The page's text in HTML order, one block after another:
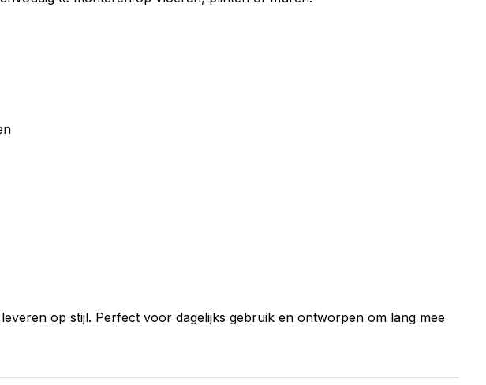
op stijl. Perfect voor dagelijks gebruik en ontworpen om lang mee